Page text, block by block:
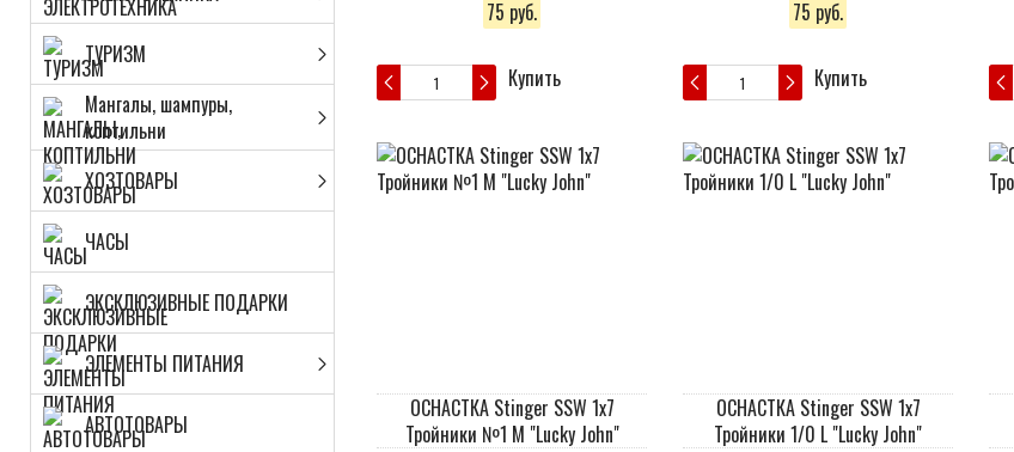
ТУРИЗМ
Мангалы, шампуры,
коптильни
ХОЗТОВАРЫ
ЧАСЫ
ЭКСКЛЮЗИВНЫЕ ПОДАРКИ
ЭЛЕМЕНТЫ ПИТАНИЯ
АВТОТОВАРЫ
75 руб.
Купить
75 руб.
Купить
ОСНАСТКА Stinger SSW 1x7
Тройники №1 M "Lucky John"
ОСНАСТКА Stinger SSW 1x7
Тройники 1/0 L "Lucky John"